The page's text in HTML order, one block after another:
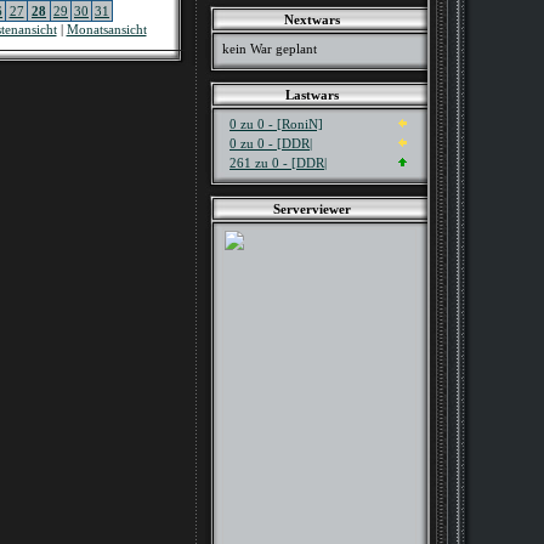
27 28 29 30 31
| Monatsansicht
Nextwars
kein War geplant
Lastwars
0 zu 0 - [RoniN]
0 zu 0 - [DDR|
261 zu 0 - [DDR|
Serverviewer